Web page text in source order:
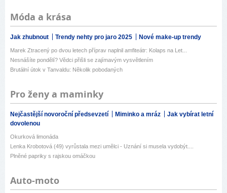
Móda a krása
Jak zhubnout Trendy nehty pro jaro 2025 Nové make-up trendy
Marek Ztracený po dvou letech příprav naplnil amfiteátr: Kolaps na Let...
Nesnášíte pondělí? Vědci přišli se zajímavým vysvětlením
Brutální útok v Tanvaldu: Několik pobodaných
Pro ženy a maminky
Nejčastější novoroční předsevzetí Miminko a mráz
Jak vybírat letní
dovolenou
Okurková limonáda
Lenka Krobotová (49) vyrůstala mezi umělci - Uznání si musela vydobýt....
Plněné papriky s rajskou omáčkou
Auto-moto